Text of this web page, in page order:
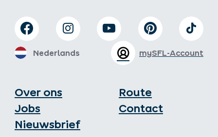
Over ons
Jobs
Nieuwsbrief
Route
Contact
mySFL-Account
Nederlands